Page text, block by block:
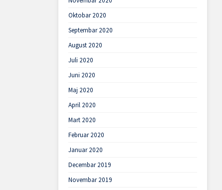
Oktobar 2020
Septembar 2020
August 2020
Juli 2020
Juni 2020
Maj 2020
April 2020
Mart 2020
Februar 2020
Januar 2020
Decembar 2019
Novembar 2019